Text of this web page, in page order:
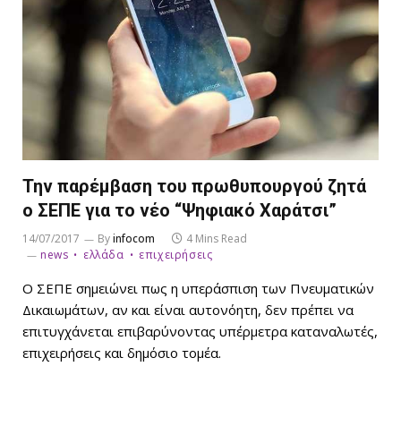
Την παρέμβαση του πρωθυπουργού ζητά
ο ΣΕΠΕ για το νέο “Ψηφιακό Χαράτσι”
14/07/2017 Byinfocom
4 Mins Read
news
ελλάδα επιχειρήσεις
Ο ΣΕΠΕ σημειώνει πως η υπεράσπιση των Πνευματικών
Δικαιωμάτων, αν και είναι αυτονόητη, δεν πρέπει να
επιτυγχάνεται επιβαρύνοντας υπέρμετρα καταναλωτές,
επιχειρήσεις και δημόσιο τομέα.